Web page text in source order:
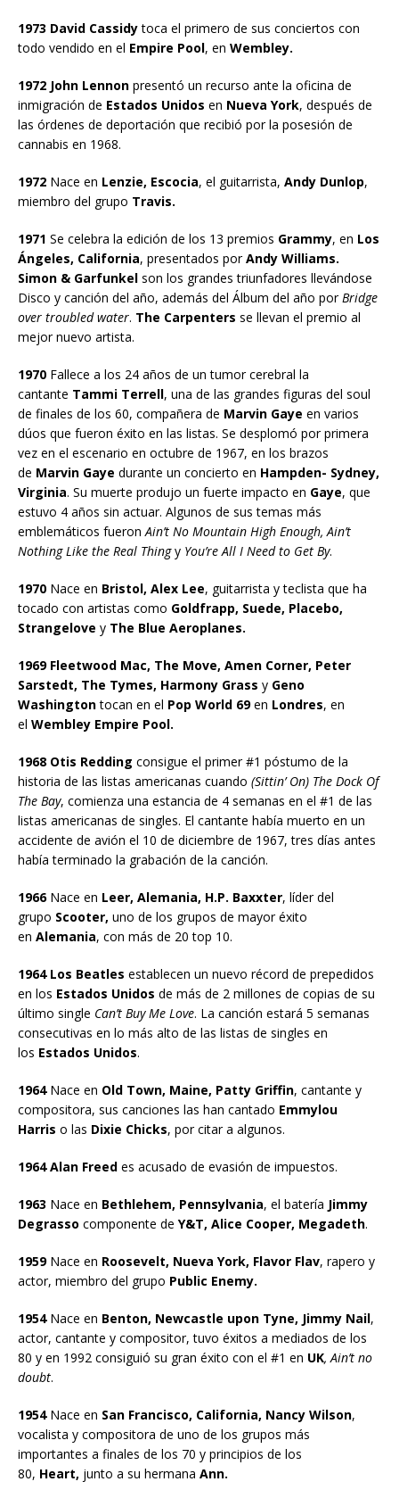
1973 David Cassidytoca el primero de sus conciertos con
todo vendido en el Empire Pool, en Wembley.
1972 John Lennon presentó un recurso ante la oficina de
inmigración de Estados Unidos en Nueva York, después de
las órdenes de deportación que recibió por la posesión de
cannabis en 1968.
1972 Nace en Lenzie, Escocia, el guitarrista, Andy Dunlop,
miembro del grupo Travis.
1971 Se celebra la edición de los 13 premios Grammy, en Los
Ángeles, California, presentados porAndy Williams.
Simon & Garfunkel son los grandes triunfadores llevándose
Disco y canción del año, además del Álbum del año por Bridge
over troubled water. The Carpenters se llevan el premio al
mejor nuevo artista.
1970 Fallece a los 24 años de un tumor cerebral la
cantante Tammi Terrell, una de las grandes figuras del soul
de finales de los 60, compañera de Marvin Gaye en varios
dúos que fueron éxito en las listas. Se desplomó por primera
vez en el escenario en octubre de 1967, en los brazos
de Marvin Gaye durante un concierto en Hampden- Sydney,
Virginia. Su muerte produjo un fuerte impacto en Gaye, que
estuvo 4 años sin actuar. Algunos de sus temas más
emblemáticos fueron Ain’t No Mountain High Enough, Ain’t
Nothing Like the Real Thingy You’re All I Need to Get By.
1970 Nace en Bristol, Alex Lee, guitarrista y teclista que ha
tocado con artistas como Goldfrapp, Suede, Placebo,
Strangelove y The Blue Aeroplanes.
1969 Fleetwood Mac, The Move, Amen Corner, Peter
Sarstedt, The Tymes, Harmony Grass y Geno
Washingtontocan en el Pop World 69en Londres, en
el Wembley Empire Pool.
1968 Otis Redding consigue el primer #1 póstumo de la
historia de las listas americanas cuando (Sittin’ On) The Dock Of
The Bay, comienza una estancia de 4 semanas en el #1 de las
listas americanas de singles. El cantante había muerto en un
accidente de avión el 10 de diciembre de 1967, tres días antes
había terminado la grabación de la canción.
1966Nace en Leer, Alemania, H.P. Baxxter, líder del
grupo Scooter, uno de los grupos de mayor éxito
en Alemania, con más de 20 top 10.
1964 Los Beatles establecen un nuevo récord de prepedidos
en los Estados Unidos de más de 2 millones de copias de su
último single Can’t Buy Me Love. La canción estará 5 semanas
consecutivas en lo más alto de las listas de singles en
los Estados Unidos.
1964Nace en Old Town, Maine, Patty Griffin, cantante y
compositora, sus canciones las han cantado Emmylou
Harris o las Dixie Chicks, por citar a algunos.
1964 Alan Freed es acusado de evasión de impuestos.
1963 Nace en Bethlehem, Pennsylvania, el batería Jimmy
Degrasso componente de Y&T, Alice Cooper, Megadeth.
1959Nace en Roosevelt, Nueva York, Flavor Flav, rapero y
actor, miembro del grupo Public Enemy.
1954Nace en Benton, Newcastle upon Tyne, Jimmy Nail,
actor, cantante y compositor, tuvo éxitos a mediados de los
80 y en 1992 consiguió su gran éxito con el #1 en UK, Ain’t no
doubt.
1954Nace en San Francisco, California, Nancy Wilson,
vocalista y compositora de uno de los grupos más
importantes a finales de los 70 y principios de los
80, Heart, junto a su hermana Ann.